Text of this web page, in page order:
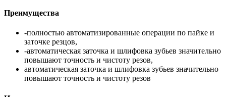
Преимущества
-полностью автоматизированные операции по пайке и
заточке резцов,
-автоматическая заточка и шлифовка зубьев значительно
повышают точность и чистоту резов,
автоматическая заточка и шлифовка зубьев значительно
повышают точность и чистоту резов